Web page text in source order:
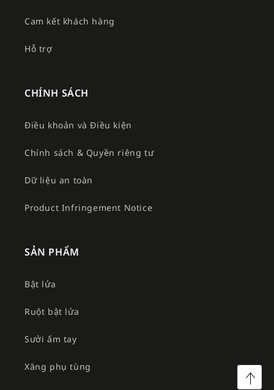
Cam kết khách hàng
Hỗ trợ
CHÍNH SÁCH
Điều khoản và Điều kiện
Chính sách & Quyền riêng tư
Dữ liệu an toàn
Product Infringement Notice
SẢN PHẨM
Bật lửa
Ruột bật lửa
Sưởi ấm tay
Xăng phụ tùng